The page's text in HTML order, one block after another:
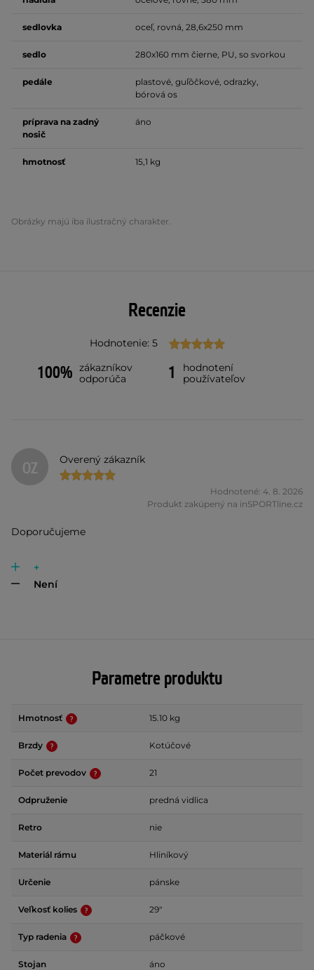
sedlovka oceľ, rovná, 28,6x250 mm
sedlo 280x160 mm čierne, PU, so svorkou
pedále
plastové, guľôčkové, odrazky,
bórová os
príprava na zadný
nosič
áno
hmotnosť 15,1 kg
Obrázky majú iba ilustračný charakter.
Recenzie
Hodnotenie: 5
100% zákazníkov
odporúča
1
hodnotení
používateľov
OZ Overený zákazník
Hodnotené: 4. 8. 2026
Produkt zakúpený na inSPORTline.cz
Doporučujeme
+
Není
Parametre produktu
Hmotnosť 15.10 kg
Brzdy Kotúčové
Počet prevodov 21
Odpruženie predná vidlica
Retro nie
Materiál rámu Hliníkový
Určenie pánske
Veľkosť kolies 29"
Typ radenia páčkové
Stojan áno